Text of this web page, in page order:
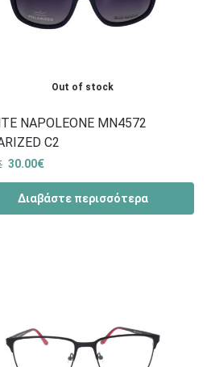
Out of stock
NAPOLEONE MN4572
C2
30.00€
Διαβάστε περισσότερα